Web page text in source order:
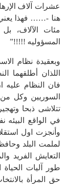
عشرات آلاف
هنا -…… فهذا
مئات الآلاف،
المسؤوليه !!!!!”
وبعقيدة نظام
اللذان أطلقهما
فان النظام عليه
السوريين وكل
تتلاشى ذبحا
في الواقع
وأنجزت اول
لملمت البلد
التعايش الفريد
حق المرأة